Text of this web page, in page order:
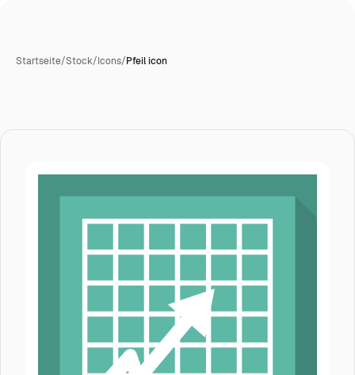
Startseite/Stock/Icons/Pfeil icon